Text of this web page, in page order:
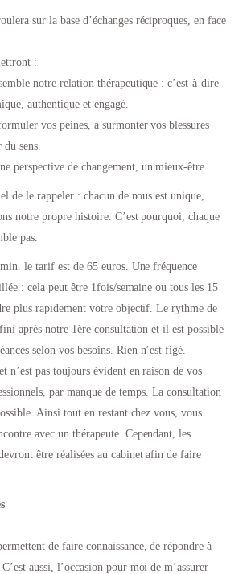
sur la base d’échanges réciproques, en face
:
notre relation thérapeutique : c’est-à-dire
authentique et engagé.
vos peines, à surmonter vos blessures
sens.
perspective de changement, un mieux-être.
de le rappeler : chacun de nous est unique,
notre propre histoire. C’est pourquoi, chaque
pas.
le tarif est de 65 euros. Une fréquence
: cela peut être 1fois/semaine ou tous les 15
plus rapidement votre objectif. Le rythme de
après notre 1ère consultation et il est possible
selon vos besoins. Rien n’est figé.
n’est pas toujours évident en raison de vos
par manque de temps. La consultation
Ainsi tout en restant chez vous, vous
avec un thérapeute. Cependant, les
être réalisées au cabinet afin de faire
de faire connaissance, de répondre à
aussi, l’occasion pour moi de m’assurer